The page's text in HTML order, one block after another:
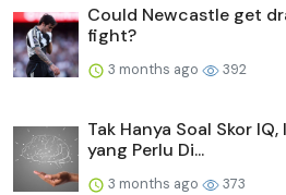
Could Newcastle get
fight?
3 months ago 392
Tak Hanya Soal Skor
yang Perlu Di...
3 months ago 373